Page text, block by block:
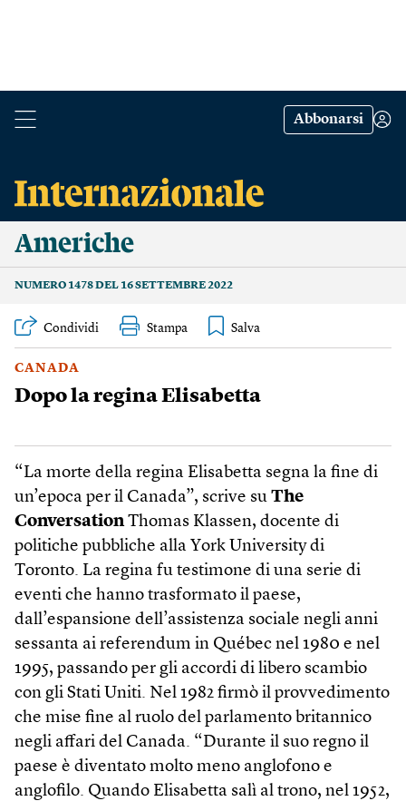
Abbonarsi
Americhe
NUMERO 1478 DEL 16 SETTEMBRE 2022
Condividi Stampa
CANADA
Dopo la regina Elisabetta
“La morte della regina Elisabetta segna la fine di
un’epoca per il Canada”, scrive su The
ConversationThomas Klassen, docente di
politiche pubbliche alla York University di
Toronto. La regina fu testimone di una serie di
eventi che hanno trasformato il paese,
dall’espansione dell’assistenza sociale negli anni
sessanta ai referendum in Québec nel 1980 e nel
1995, passando per gli accordi di libero scambio
con gli Stati Uniti. Nel 1982 firmò il provvedimento
che mise fine al ruolo del parlamento britannico
negli affari del Canada. “Durante il suo regno il
paese è diventato molto meno anglofono e
anglofilo. Quando Elisabetta salì al trono, nel 1952,